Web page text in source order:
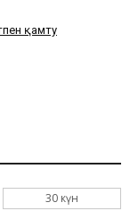
қамту
30 күн